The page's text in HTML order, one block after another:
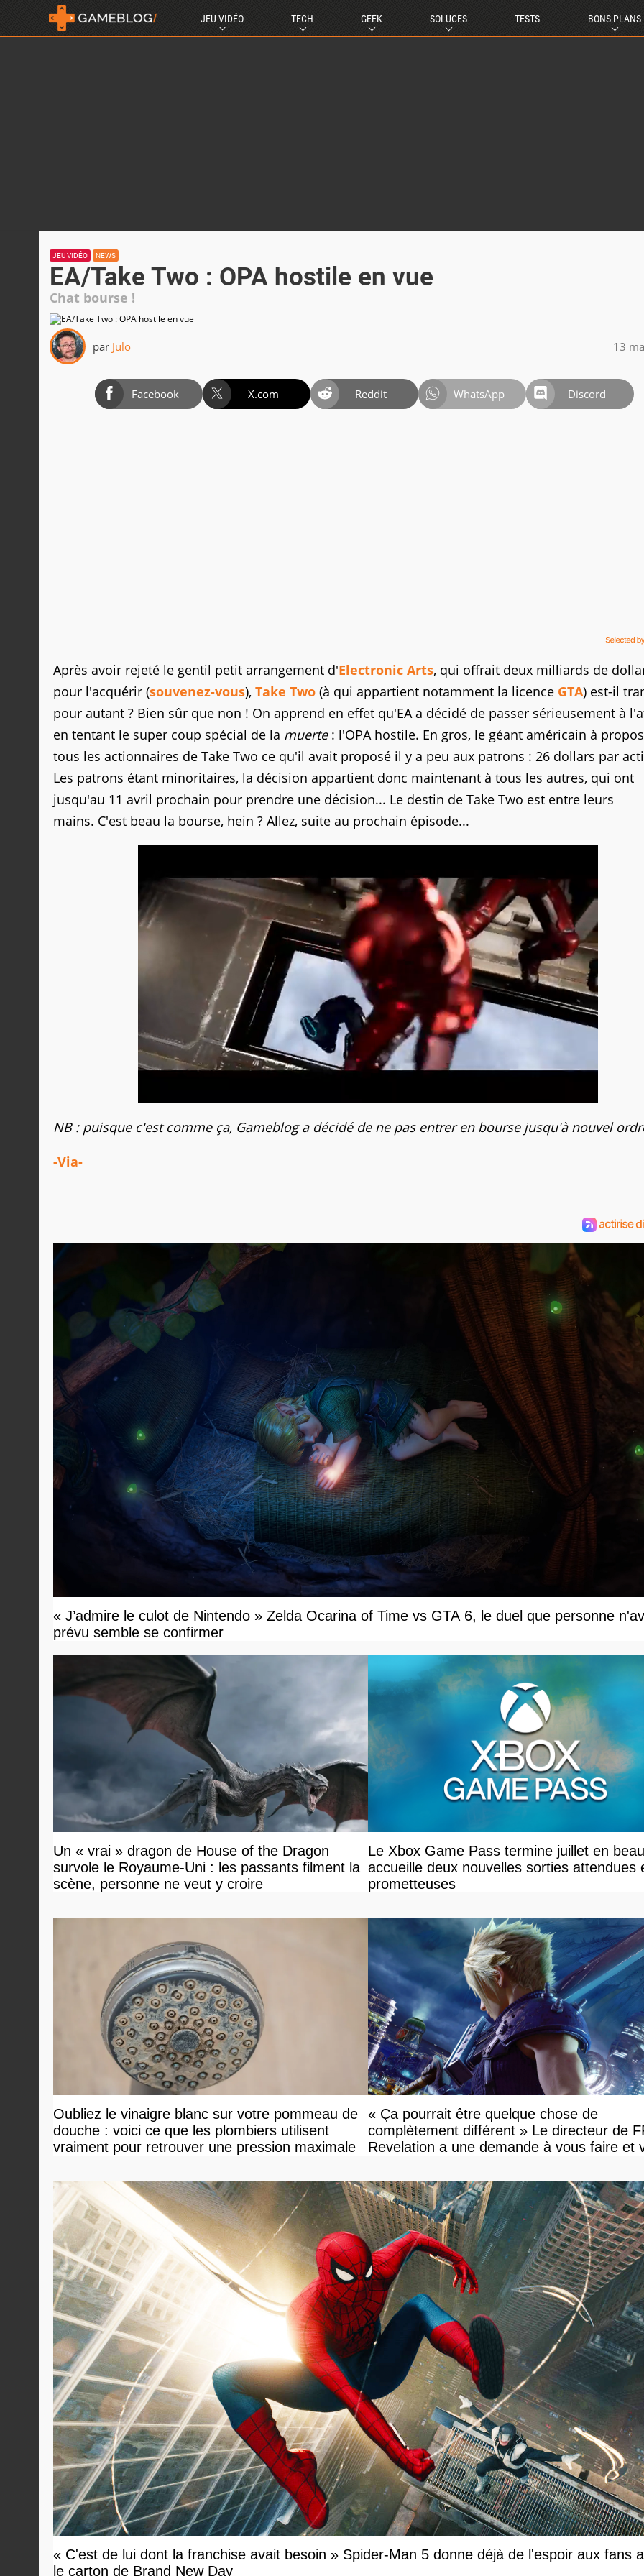
JEU VIDÉO TECH GEEK SOLUCES TESTS BONS PLANS
JEU VIDÉO NEWS
EA/Take Two : OPA hostile en vue
Chat bourse !
par Julo 13
Facebook X.com Reddit WhatsApp Discord
Après avoir rejeté le gentil petit arrangement d'Electronic Arts, qui offrait deux milliards de
pour l'acquérir (souvenez-vous), Take Two (à qui appartient notamment la licence GTA) est-il
pour autant ? Bien sûr que non ! On apprend en effet qu'EA a décidé de passer sérieusement à
en tentant le super coup spécial de la muerte: l'OPA hostile. En gros, le géant américain à
tous les actionnaires de Take Two ce qu'il avait proposé il y a peu aux patrons : 26 dollars par
Les patrons étant minoritaires, la décision appartient donc maintenant à tous les autres, qui ont
jusqu'au 11 avril prochain pour prendre une décision... Le destin de Take Two est entre leurs
mains. C'est beau la bourse, hein ? Allez, suite au prochain épisode...
NB : puisque c'est comme ça, Gameblog a décidé de ne pas entrer en bourse jusqu'à nouvel
-Via-
« J’admire le culot de Nintendo » Zelda Ocarina of Time vs GTA 6, le duel que personne
prévu semble se confirmer
Un « vrai » dragon de House of the Dragon
survole le Royaume-Uni : les passants filment la
scène, personne ne veut y croire
Le Xbox Game Pass termine juillet en
accueille deux nouvelles sorties attendues
prometteuses
Oubliez le vinaigre blanc sur votre pommeau de
douche : voici ce que les plombiers utilisent
vraiment pour retrouver une pression maximale
« Ça pourrait être quelque chose de
complètement différent » Le directeur de
Revelation a une demande à vous faire et
« C'est de lui dont la franchise avait besoin » Spider-Man 5 donne déjà de l'espoir aux fans
le carton de Brand New Day